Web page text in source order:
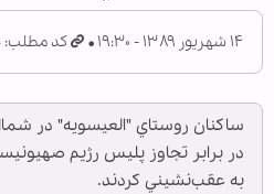
۱۴ شهریور ۱۳۸۹ - ۱۹:۳۰ کد مطلب: 202728
ساكنان روستاي "العيسويه" در
در برابر تجاوز پليس رژيم
به عقب‌نشيني كردند.